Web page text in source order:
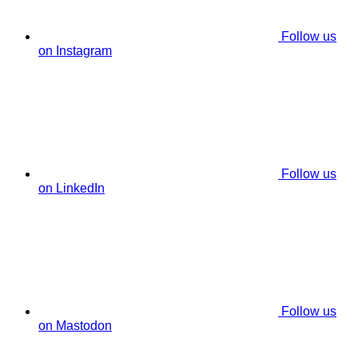
Follow us
on Instagram
Follow us
on LinkedIn
Follow us
on Mastodon